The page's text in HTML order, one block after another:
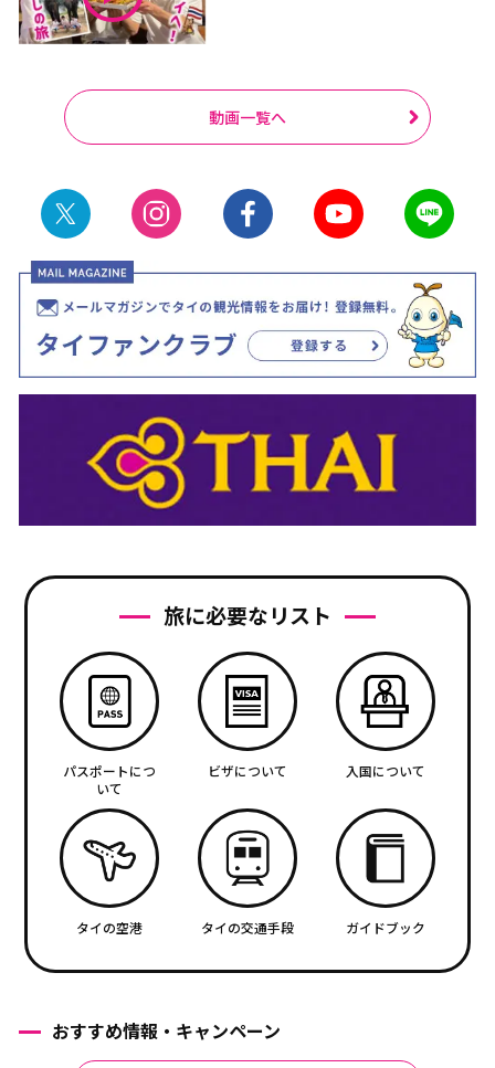
動画一覧へ
旅に必要なリスト
パスポートにつ
いて
ビザについて 入国について
タイの空港 タイの交通手段 ガイドブック
おすすめ情報・キャンペーン